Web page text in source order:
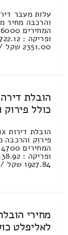
עלות מעבר
2351.00 שקל / זמן נסיעה בין ערים 3 שעות [...]
כולל
1927.84 שקל / זמן נסיעה בין ערים 2 [...]
מחירי
לאליפלט